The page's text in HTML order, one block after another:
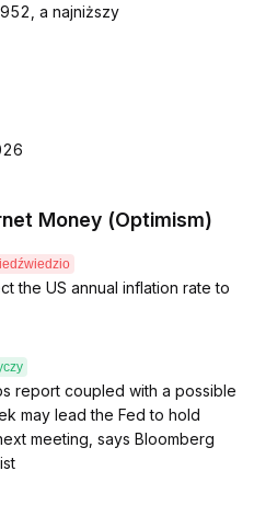
a najniższy
Money (Optimism)
the US annual inflation rate to
report coupled with a possible
may lead the Fed to hold
meeting, says Bloomberg